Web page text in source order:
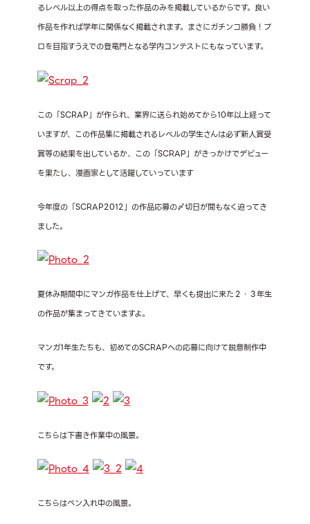
るレベル以上の得点を取った作品のみを掲載しているからです。良い
作品を作れば学年に関係なく掲載されます。まさにガチンコ勝負！プ
ロを目指すうえでの登竜門となる学内コンテストにもなっています。
この「SCRAP」が作られ、業界に送られ始めてから10年以上経って
いますが、この作品集に掲載されるレベルの学生さんは必ず新人賞受
賞等の結果を出しているか、この「SCRAP」がきっかけでデビュー
を果たし、漫画家として活躍していっています
今年度の「SCRAP2012」の作品応募の〆切日が間もなく迫ってき
ました。
夏休み期間中にマンガ作品を仕上げて、早くも提出に来た２・３年生
の作品が集まってきていますよ。
マンガ1年生たちも、初めてのSCRAPへの応募に向けて鋭意制作中
です。
こちらは下書き作業中の風景。
こちらはペン入れ中の風景。